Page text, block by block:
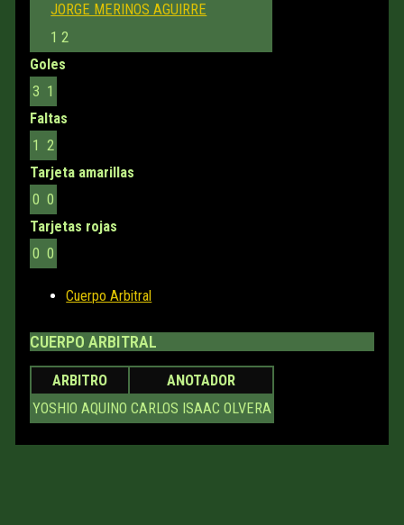
JORGE MERINOS AGUIRRE
12
Goles
3 1
Faltas
1 2
Tarjeta amarillas
0 0
Tarjetas rojas
0 0
Cuerpo Arbitral
CUERPO ARBITRAL
ARBITRO
ANOTADOR
YOSHIO AQUINO CARLOS ISAAC OLVERA